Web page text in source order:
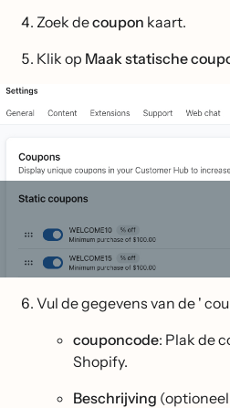
Zoek decoupon kaart.
Klik op Maak statische
Vul de gegevens van de '
couponcode: Plak de
Shopify.
Beschrijving